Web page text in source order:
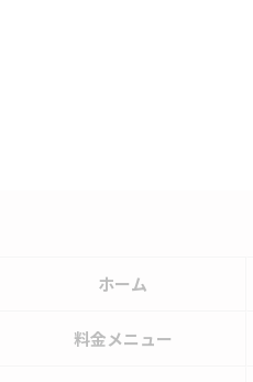
ホーム
料金メニュー